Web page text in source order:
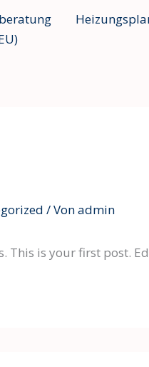
/ Vonadmin
This is your first post.